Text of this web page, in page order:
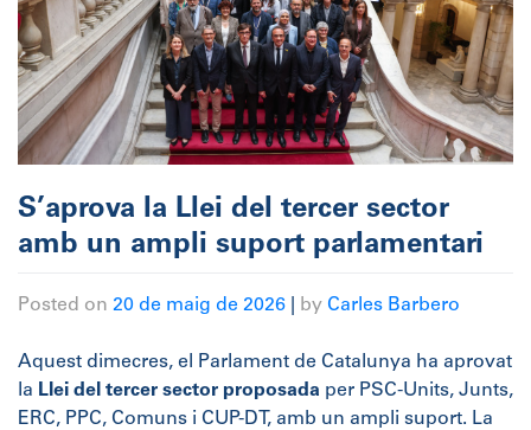
S’aprova la Llei del tercer sector
amb un ampli suport parlamentari
Posted on 20 de maig de 2026 by Carles Barbero
Aquest dimecres, el Parlament de Catalunya ha aprovat
la Llei del tercer sector proposada per PSC-Units, Junts,
ERC, PPC, Comuns i CUP-DT, amb un ampli suport. La